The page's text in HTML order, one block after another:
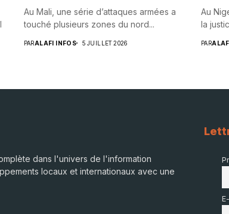
Au Mali, une série d’attaques armées a
touché plusieurs zones du nord...
PARALAFI INFOS 5 JUILLET 2026
Au
la
PAR
dans l'univers de l'information
locaux et internationaux avec une